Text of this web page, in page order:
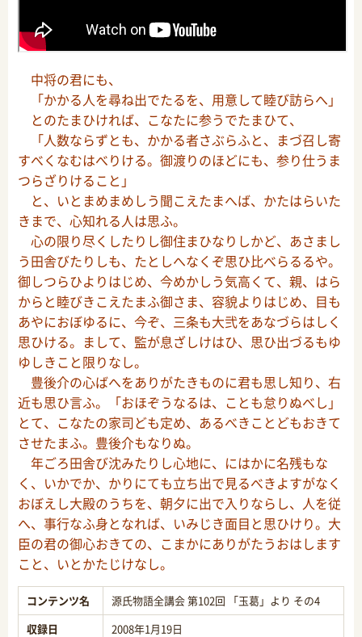
中将の君にも、
「かかる人を尋ね出でたるを、用意して睦び訪らへ」
とのたまひければ、こなたに参うでたまひて、
「人数ならずとも、かかる者さぶらふと、まづ召し寄
すべくなむはべりける。御渡りのほどにも、参り仕うま
つらざりけること」
と、いとまめまめしう聞こえたまへば、かたはらいた
きまで、心知れる人は思ふ。
心の限り尽くしたりし御住まひなりしかど、あさまし
う田舎びたりしも、たとしへなくぞ思ひ比べらるるや。
御しつらひよりはじめ、今めかしう気高くて、親、はら
からと睦びきこえたまふ御さま、容貌よりはじめ、目も
あやにおぼゆるに、今ぞ、三条も大弐をあなづらはしく
思ひける。まして、監が息ざしけはひ、思ひ出づるもゆ
ゆしきこと限りなし。
豊後介の心ばへをありがたきものに君も思し知り、右
近も思ひ言ふ。「おほぞうなるは、ことも怠りぬべし」
とて、こなたの家司ども定め、あるべきことどもおきて
させたまふ。豊後介もなりぬ。
年ごろ田舎び沈みたりし心地に、にはかに名残もな
く、いかでか、かりにても立ち出で見るべきよすがなく
おぼえし大殿のうちを、朝夕に出で入りならし、人を従
へ、事行なふ身となれば、いみじき面目と思ひけり。大
臣の君の御心おきての、こまかにありがたうおはします
こと、いとかたじけなし。
コンテンツ名
源氏物語全講会 第102回 「玉葛」より その4
収録日
2008年1月19日